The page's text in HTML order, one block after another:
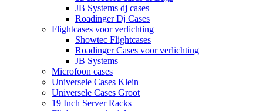
JB Systems dj cases
Roadinger Dj Cases
Flightcases voor verlichting
Showtec Flightcases
Roadinger Cases voor verlichting
JB Systems
Microfoon cases
Universele Cases Klein
Universele Cases Groot
19 Inch Server Racks